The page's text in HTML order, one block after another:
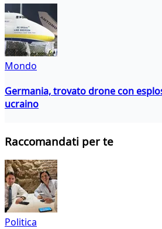
Mondo
Germania, trovato drone con
ucraino
Raccomandati per te
Politica